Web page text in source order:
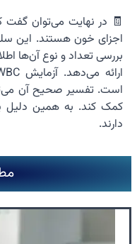
🧾 در نهایت می‌توان گفت
اجزای خون هستند. این
بررسی تعداد و نوع آن‌ها
است. تفسیر صحیح آن
کمک کند. به همین دلیل
دارند.